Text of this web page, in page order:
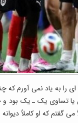
مسابقه ای را به یاد نمی
گفتم که او کاملاً